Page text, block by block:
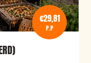
€29,81
P.P